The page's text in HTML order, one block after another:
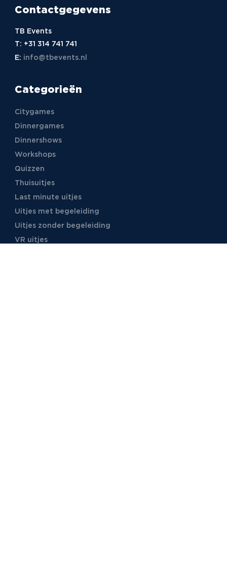
Contactgegevens
TB Events
T: +31 314 741 741
E: info@tbevents.nl
Categorieën
Citygames
Dinnergames
Dinnershows
Workshops
Quizzen
Thuisuitjes
Last minute uitjes
Uitjes met begeleiding
Uitjes zonder begeleiding
VR uitjes